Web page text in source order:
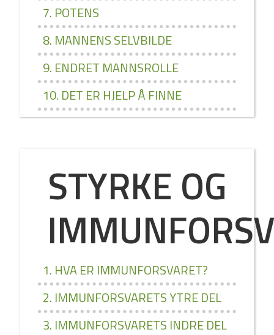
7. POTENS
8. MANNENS SELVBILDE
9. ENDRET MANNSROLLE
10. DET ER HJELP Å FINNE
STYRKE OG
1. HVA ER IMMUNFORSVARET?
2. IMMUNFORSVARETS YTRE DEL
3. IMMUNFORSVARETS INDRE DEL